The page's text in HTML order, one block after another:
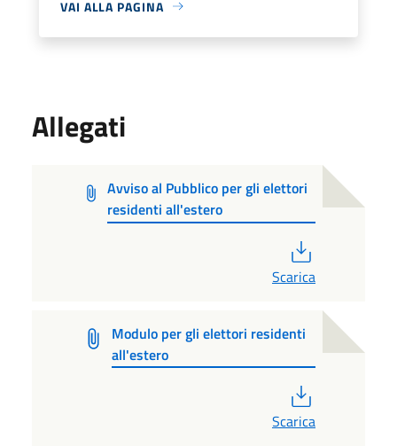
VAI ALLA PAGINA
Allegati
Avviso al Pubblico per gli elettori
residenti all'estero
Scarica
Modulo per gli elettori residenti
all'estero
Scarica